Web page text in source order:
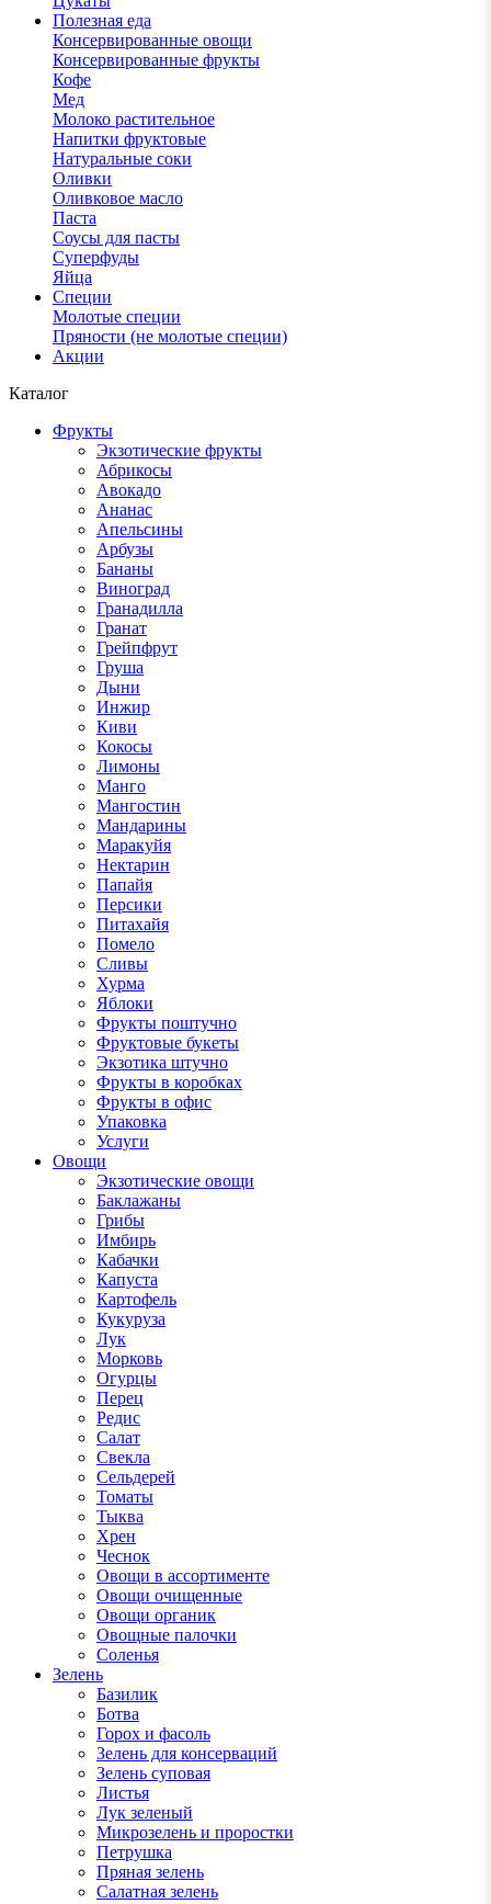
Полезная еда
Консервированные овощи
Консервированные фрукты
Кофе
Мед
Молоко растительное
Напитки фруктовые
Натуральные соки
Оливки
Оливковое масло
Паста
Соусы для пасты
Суперфуды
Яйца
Специи
Молотые специи
Пряности (не молотые специи)
Акции
Каталог
Фрукты
Экзотические фрукты
Абрикосы
Авокадо
Ананас
Апельсины
Арбузы
Бананы
Виноград
Гранадилла
Гранат
Грейпфрут
Груша
Дыни
Инжир
Киви
Кокосы
Лимоны
Манго
Мангостин
Мандарины
Маракуйя
Нектарин
Папайя
Персики
Питахайя
Помело
Сливы
Хурма
Яблоки
Фрукты поштучно
Фруктовые букеты
Экзотика штучно
Фрукты в коробках
Фрукты в офис
Упаковка
Услуги
Овощи
Экзотические овощи
Баклажаны
Грибы
Имбирь
Кабачки
Капуста
Картофель
Кукуруза
Лук
Морковь
Огурцы
Перец
Редис
Салат
Свекла
Сельдерей
Томаты
Тыква
Хрен
Чеснок
Овощи в ассортименте
Овощи очищенные
Овощи органик
Овощные палочки
Соленья
Зелень
Базилик
Ботва
Горох и фасоль
Зелень для консерваций
Зелень суповая
Листья
Лук зеленый
Микрозелень и проростки
Петрушка
Пряная зелень
Салатная зелень